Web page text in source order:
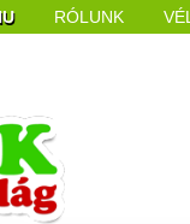
RÓLUNK